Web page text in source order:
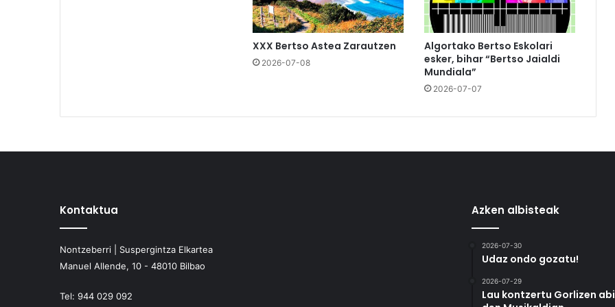
XXX Bertso Astea Zarautzen
2026-07-08
Algortako Bertso Eskolari
esker, bihar “Bertso Jaialdi
Mundiala”
2026-07-07
Kontaktua
Nontzeberri | Suspergintza Elkartea
Manuel Allende, 10 - 48010 Bilbao
Tel: 944 029 092
Azken albisteak
2026-07-30
Udaz ondo gozatu!
2026-07-29
Lau kontzertu Gorlizen